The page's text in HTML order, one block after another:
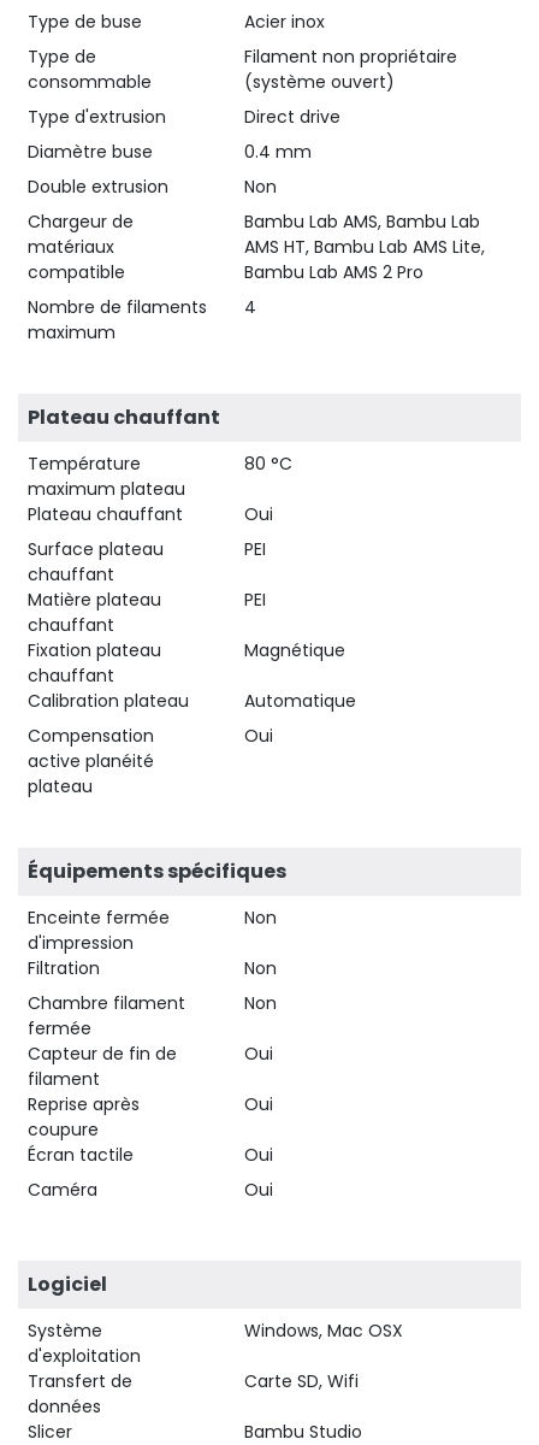
Type de buse
Acier inox
Type de
consommable
Filament non propriétaire
(système ouvert)
Type d'extrusion
Direct drive
Diamètre buse
0.4 mm
Double extrusion
Non
Chargeur de
matériaux
compatible
Bambu Lab AMS, Bambu Lab
AMS HT, Bambu Lab AMS Lite,
Bambu Lab AMS 2 Pro
Nombre de filaments
maximum
4
Plateau chauffant
Température
maximum plateau
80 °C
Plateau chauffant
Oui
Surface plateau
chauffant
PEI
Matière plateau
chauffant
PEI
Fixation plateau
chauffant
Magnétique
Calibration plateau
Automatique
Compensation
active planéité
plateau
Oui
Équipements spécifiques
Enceinte fermée
d'impression
Non
Filtration
Non
Chambre filament
fermée
Non
Capteur de fin de
filament
Oui
Reprise après
coupure
Oui
Écran tactile
Oui
Caméra
Oui
Logiciel
Système
d'exploitation
Windows, Mac OSX
Transfert de
données
Carte SD, Wifi
Slicer
Bambu Studio